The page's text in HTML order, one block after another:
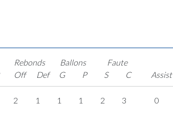
Rebonds
Off
Def
Ballons
G
P
Faute
S
C Assist
2 1 1 1 2 3 0